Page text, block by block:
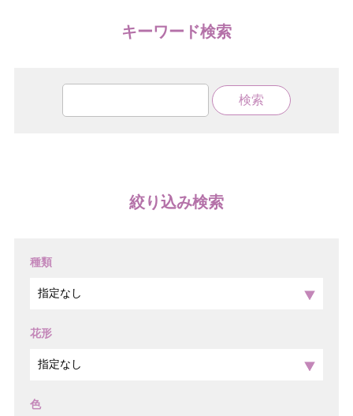
キーワード検索
絞り込み検索
種類
花形
色